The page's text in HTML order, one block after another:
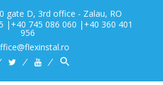
gate D, 3rd office - Zalau, RO
|+40 745 086 060 |+40 360 401
956
twitteryoutube
Search
Search Button